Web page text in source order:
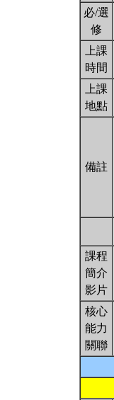
必/選
修
上課
時間
上課
地點
備註
課程
簡介
影片
核心
能力
關聯